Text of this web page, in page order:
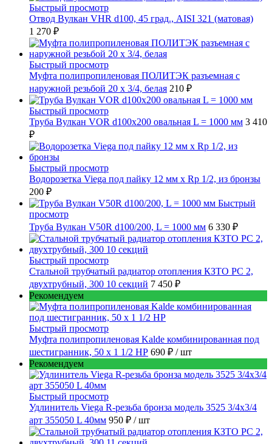
Быстрый просмотр
Отвод Вулкан VHR d100, 45 град., AISI 321 (матовая)
1 270 ₽
Быстрый просмотр
Муфта полипропиленовая ПОЛИТЭК разъемная с
наружной резьбой 20 x 3/4, белая 210 ₽
Быстрый просмотр
Труба Вулкан VOR d100x200 овальная L = 1000 мм 3 410
₽
Быстрый просмотр
Водорозетка Viega под пайку 12 мм х Rp 1/2, из бронзы
200 ₽
Быстрый
просмотр
Труба Вулкан V50R d100/200, L = 1000 мм 6 330 ₽
Быстрый просмотр
Стальной трубчатый радиатор отопления КЗТО РС 2,
двухтрубный, 300 10 секций 7 450 ₽
Рекомендуем
Быстрый просмотр
Муфта полипропиленовая Kalde комбинированная под
шестигранник, 50 x 1 1/2 НР 690 ₽ / шт
Рекомендуем
Быстрый просмотр
Удлинитель Viega R-резьба бронза модель 3525 3/4x3/4
арт 355050 L 40мм 950 ₽ / шт